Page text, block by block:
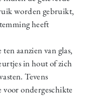
worden gebruikt,
heeft
aanzien van glas,
in hout of zich
Tevens
voor ondergeschikte